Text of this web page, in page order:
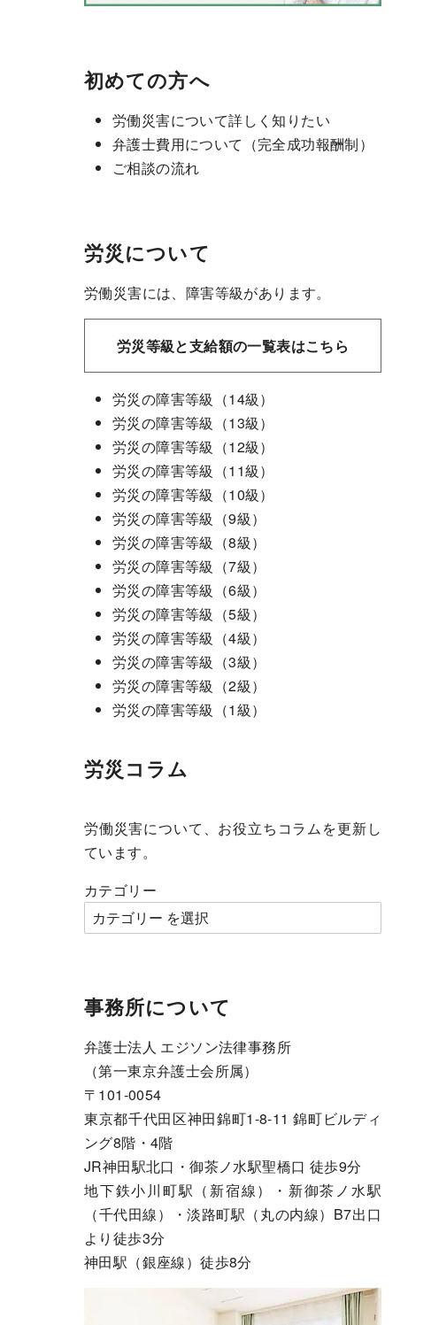
初めての方へ
労働災害について詳しく知りたい
弁護士費用について（完全成功報酬制）
ご相談の流れ
労災について
労働災害には、障害等級があります。
労災等級と支給額の一覧表はこちら
労災の障害等級（14級）
労災の障害等級（13級）
労災の障害等級（12級）
労災の障害等級（11級）
労災の障害等級（10級）
労災の障害等級（9級）
労災の障害等級（8級）
労災の障害等級（7級）
労災の障害等級（6級）
労災の障害等級（5級）
労災の障害等級（4級）
労災の障害等級（3級）
労災の障害等級（2級）
労災の障害等級（1級）
労災コラム
労働災害について、お役立ちコラムを更新し
ています。
カテゴリー
事務所について
弁護士法人 エジソン法律事務所
（第一東京弁護士会所属）
〒101-0054
東京都千代田区神田錦町1-8-11 錦町ビルディ
ング8階・4階
JR神田駅北口・御茶ノ水駅聖橋口 徒歩9分
地下鉄小川町駅（新宿線）・新御茶ノ水駅
（千代田線）・淡路町駅（丸の内線）B7出口
より徒歩3分
神田駅（銀座線）徒歩8分